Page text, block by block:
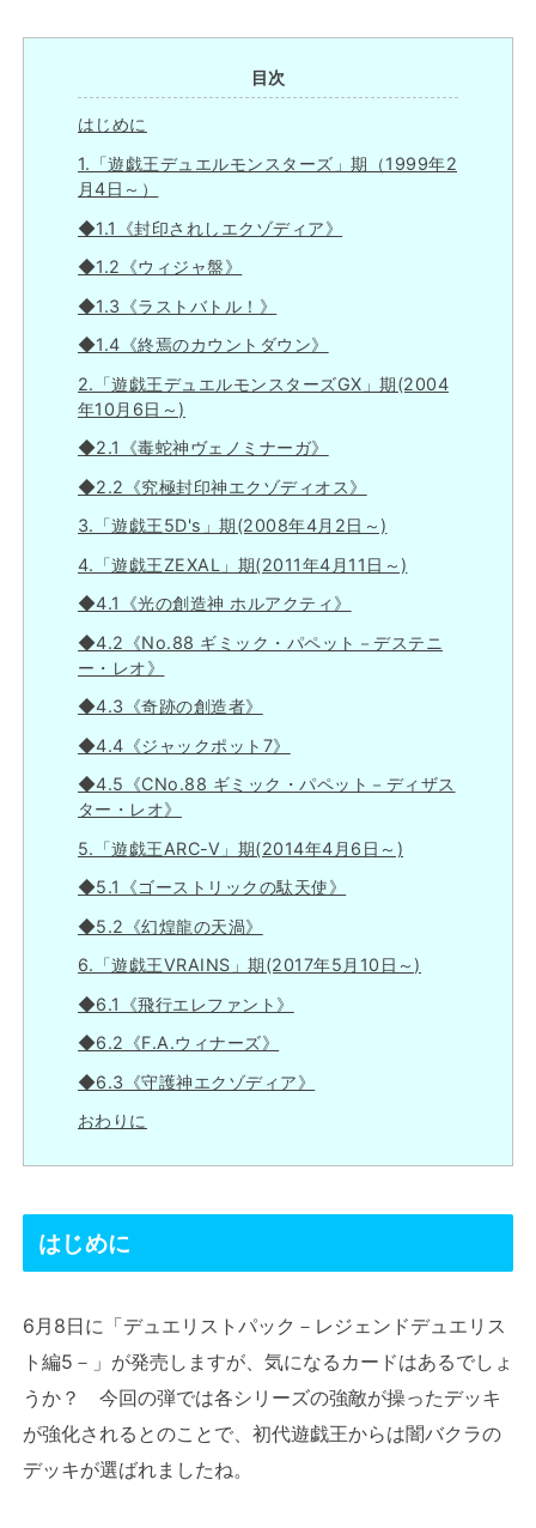
目次
はじめに
1.「遊戯王デュエルモンスターズ」期（1999年2
月4日～）
◆1.1《封印されしエクゾディア》
◆1.2《ウィジャ盤》
◆1.3《ラストバトル！》
◆1.4《終焉のカウントダウン》
2.「遊戯王デュエルモンスターズGX」期(2004
年10月6日～)
◆2.1《毒蛇神ヴェノミナーガ》
◆2.2《究極封印神エクゾディオス》
3.「遊戯王5D's」期(2008年4月2日～)
4.「遊戯王ZEXAL」期(2011年4月11日～)
◆4.1《光の創造神 ホルアクティ》
◆4.2《No.88 ギミック・パペット－デステニ
ー・レオ》
◆4.3《奇跡の創造者》
◆4.4《ジャックポット7》
◆4.5《CNo.88 ギミック・パペット－ディザス
ター・レオ》
5.「遊戯王ARC-Ⅴ」期(2014年4月6日～)
◆5.1《ゴーストリックの駄天使》
◆5.2《幻煌龍の天渦》
6.「遊戯王VRAINS」期(2017年5月10日～)
◆6.1《飛行エレファント》
◆6.2《F.A.ウィナーズ》
◆6.3《守護神エクゾディア》
おわりに
はじめに
6月8日に「デュエリストパック－レジェンドデュエリス
ト編5－」が発売しますが、気になるカードはあるでしょ
うか？ 今回の弾では各シリーズの強敵が操ったデッキ
が強化されるとのことで、初代遊戯王からは闇バクラの
デッキが選ばれましたね。